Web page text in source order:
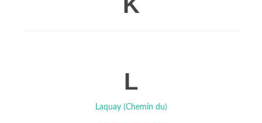
L
Laquay (Chemin du)